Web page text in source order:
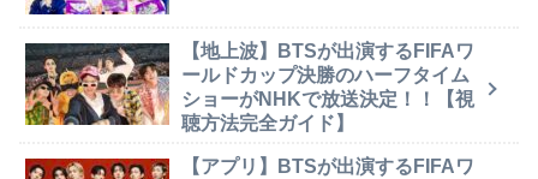
【地上波】BTSが出演するFIFAワ
ールドカップ決勝のハーフタイム
ショーがNHKで放送決定！！【視
聴方法完全ガイド】
【アプリ】BTSが出演するFIFAワ